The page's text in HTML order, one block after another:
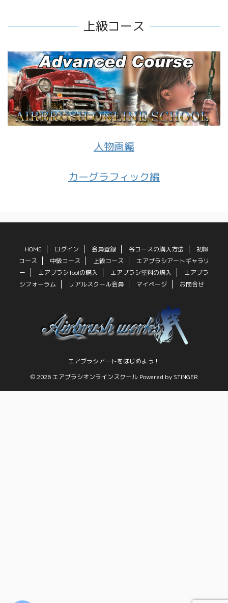
上級コース
人物画編
カーグラフィック編
HOME ログイン 会員登録 各コースの購入方法
初級
コース
中級コース 上級コース
エアブラシアートギャラリ
ー
エアブラシToolの購入 エアブラシ塗料の購入
エアブラ
シフォーラム
リアルスクール会員 マイページ お問合せ
エアブラシアートをはじめよう！
© 2026 エアブラシオンラインスクール Powered by STINGER